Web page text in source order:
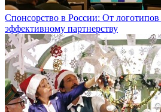
Спонсорство в России: От логотипов
эффективному партнерству